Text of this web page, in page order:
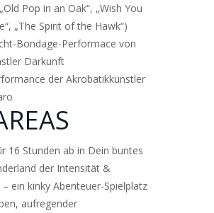
Pop in an Oak“, „Wish You
„The Spirit of the Hawk“)
Bondage-Performace von
Darkunft
der Akrobatikkünstler
16 Stunden ab in Dein buntes
der Intensität &
ein kinky Abenteuer-Spielplatz
aufregender